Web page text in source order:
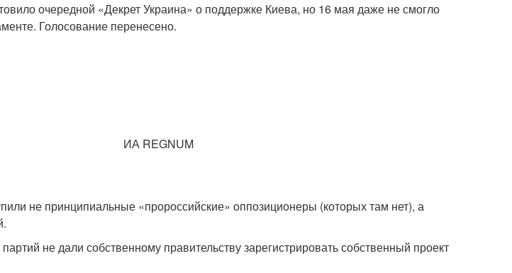
очередной «Декрет Украина» о поддержке Киева, но 16 мая даже не смогло
Голосование перенесено.
ИА REGNUM
не принципиальные «пророссийские» оппозиционеры (которых там нет), а
не дали собственному правительству зарегистрировать собственный проект